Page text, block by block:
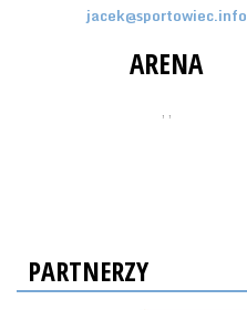
jacek@sportowiec.info
ARENA
, ,
PARTNERZY